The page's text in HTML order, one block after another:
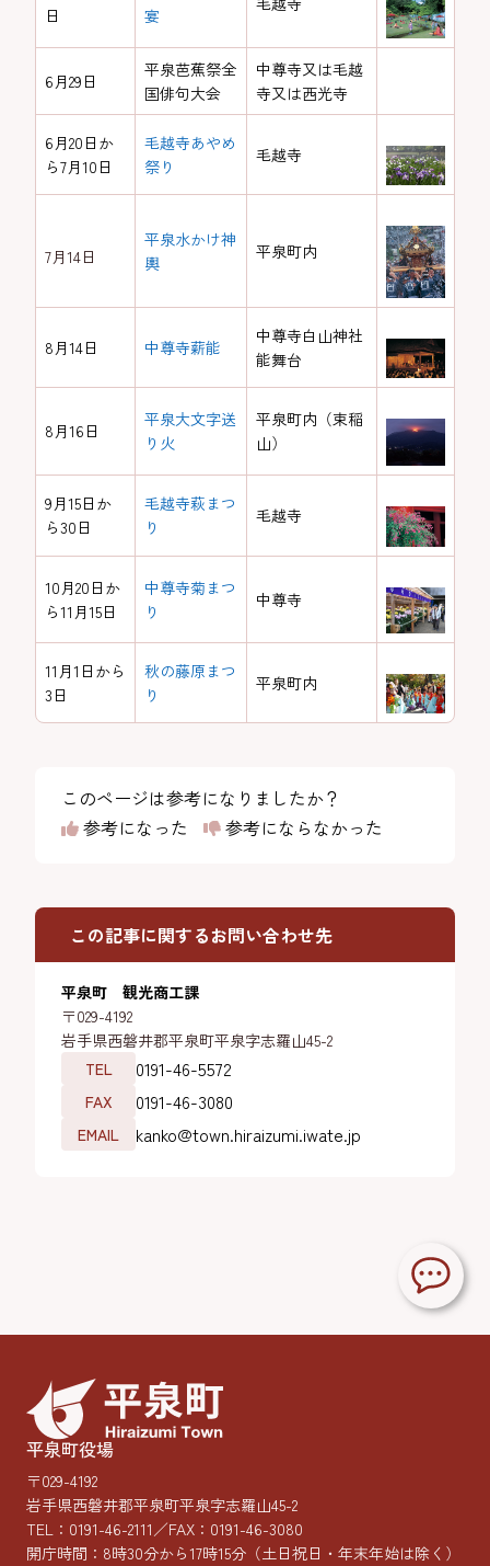
日
宴
6月29日
平泉芭蕉祭全
国俳句大会
中尊寺又は毛越
寺又は西光寺
6月20日か
ら7月10日
毛越寺あやめ
祭り
毛越寺
7月14日
平泉水かけ神
輿
平泉町内
8月14日 中尊寺薪能
中尊寺白山神社
能舞台
8月16日
平泉大文字送
り火
平泉町内（束稲
山）
9月15日か
ら30日
毛越寺萩まつ
り
毛越寺
10月20日か
ら11月15日
中尊寺菊まつ
り
中尊寺
11月1日から
3日
秋の藤原まつ
り
平泉町内
このページは参考になりましたか？
参考になった
参考にならなかった
この記事に関するお問い合わせ先
平泉町 観光商工課
〒029-4192
岩手県西磐井郡平泉町平泉字志羅山45-2
TEL
0191-46-5572
FAX 0191-46-3080
EMAIL kanko@town.hiraizumi.iwate.jp
平泉町役場
〒029-4192
岩手県西磐井郡平泉町平泉字志羅山45-2
TEL： 0191-46-2111／FAX：0191-46-3080
開庁時間：8時30分から17時15分 （土日祝日・年末年始は除く）